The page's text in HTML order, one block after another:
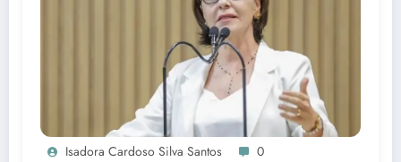
Isadora Cardoso Silva Santos 0